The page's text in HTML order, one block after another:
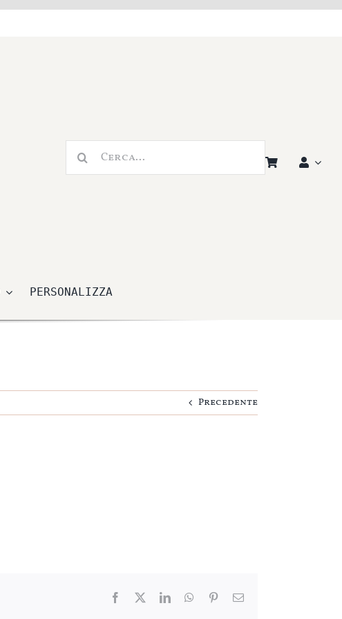
per:
PERSONALIZZA
Precedente
Facebook
TwitterLinkedInWhatsApp
PinterestEmail